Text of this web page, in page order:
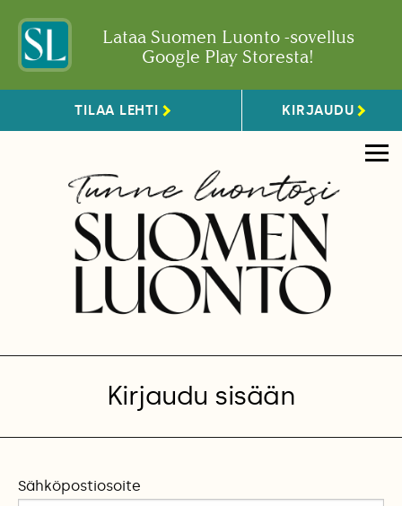
Lataa Suomen Luonto -sovellus
Google Play Storesta!
TILAA LEHTI KIRJAUDU
Kirjaudu sisään
Sähköpostiosoite